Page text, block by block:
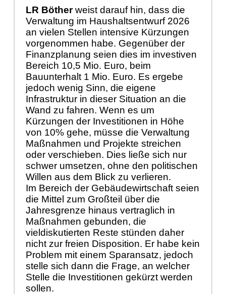
LR Bötherweist darauf hin, dass die
Verwaltung im Haushaltsentwurf 2026
an vielen Stellen intensive Kürzungen
vorgenommen habe. Gegenüber der
Finanzplanung seien dies im investiven
Bereich 10,5 Mio. Euro, beim
Bauunterhalt 1 Mio. Euro. Es ergebe
jedoch wenig Sinn, die eigene
Infrastruktur in dieser Situation an die
Wand zu fahren. Wenn es um
Kürzungen der Investitionen in Höhe
von 10% gehe, müsse die Verwaltung
Maßnahmen und Projekte streichen
oder verschieben. Dies ließe sich nur
schwer umsetzen, ohne den politischen
Willen aus dem Blick zu verlieren.
Im Bereich der Gebäudewirtschaft seien
die Mittel zum Großteil über die
Jahresgrenze hinaus vertraglich in
Maßnahmen gebunden, die
vieldiskutierten Reste stünden daher
nicht zur freien Disposition. Er habe kein
Problem mit einem Sparansatz, jedoch
stelle sich dann die Frage, an welcher
Stelle die Investitionen gekürzt werden
sollen.